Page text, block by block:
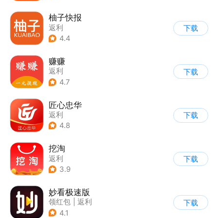
柚子快报
返利
4.4
下载
赚赚
返利
4.7
下载
匠心忠华
返利
4.8
下载
挖淘
返利
3.9
下载
妙看极速版
领红包
返利
4.1
下载